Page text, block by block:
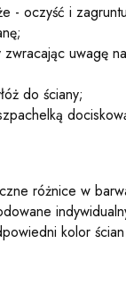
- oczyść i
uwagę
do ściany;
różnice w
kolor